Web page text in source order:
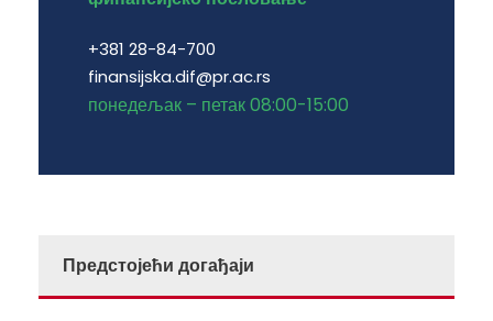
+381 28-84-700
finansijska.dif@pr.ac.rs
понедељак – петак 08:00-15:00
Предстојећи догађаји